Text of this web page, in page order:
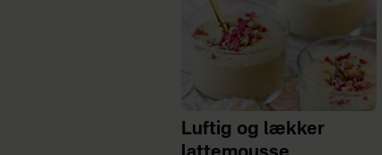
Luftig og lækker